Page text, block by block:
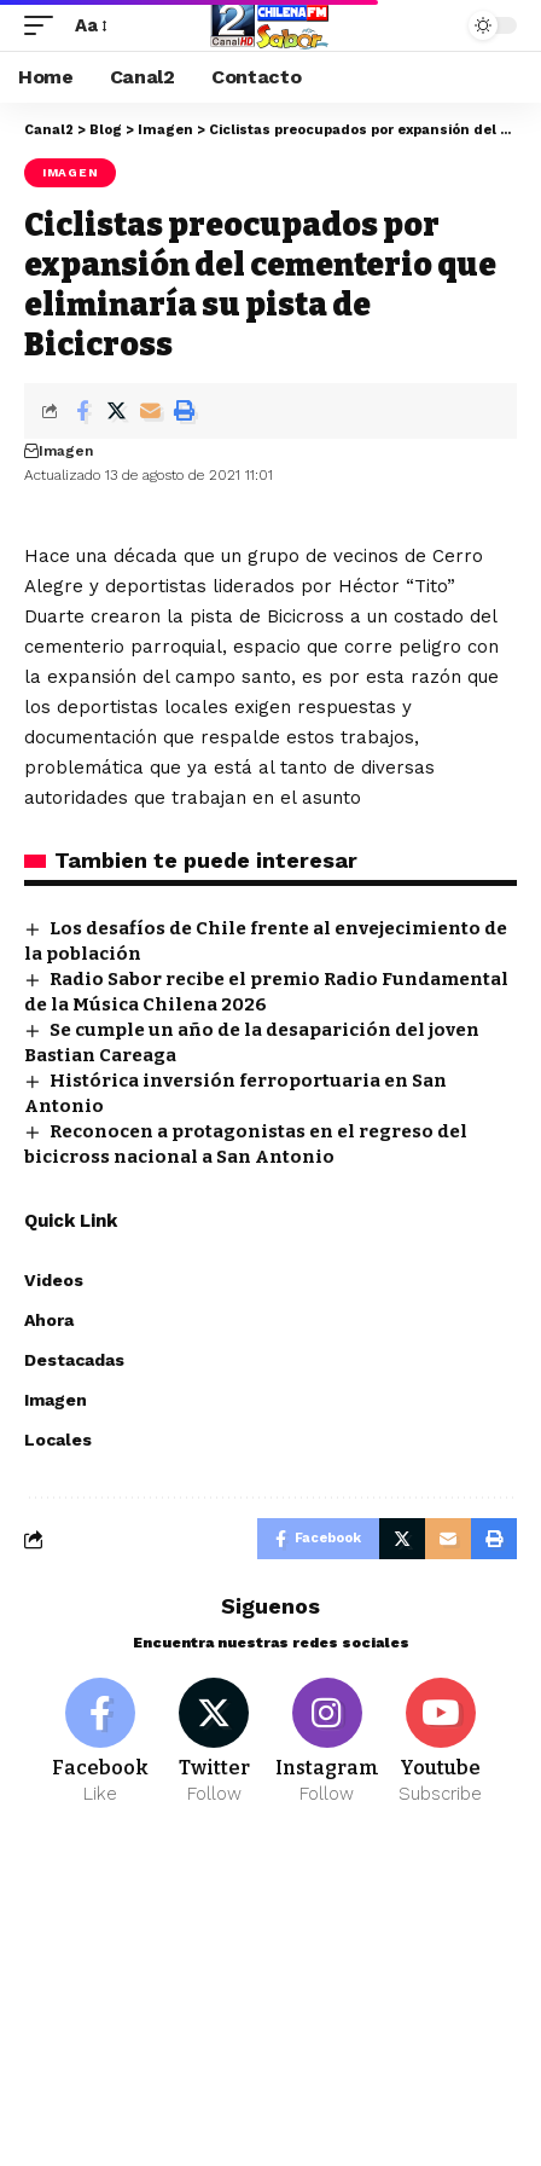
Aa
Home Canal2 Contacto
Canal2 > Blog > Imagen > Ciclistas preocupados por expansión del cementerio que eliminaría su pista de Bicicross
IMAGEN
Ciclistas preocupados por
expansión del cementerio que
eliminaría su pista de
Bicicross
Actualizado 13 de agosto de 2021 11:01
Imagen
Hace una década que un grupo de vecinos de Cerro
Alegre y deportistas liderados por Héctor “Tito”
Duarte crearon la pista de Bicicross a un costado del
cementerio parroquial, espacio que corre peligro con
la expansión del campo santo, es por esta razón que
los deportistas locales exigen respuestas y
documentación que respalde estos trabajos,
problemática que ya está al tanto de diversas
autoridades que trabajan en el asunto
Tambien te puede interesar
Los desafíos de Chile frente al envejecimiento de
la población
Radio Sabor recibe el premio Radio Fundamental
de la Música Chilena 2026
Se cumple un año de la desaparición del joven
Bastian Careaga
Histórica inversión ferroportuaria en San
Antonio
Reconocen a protagonistas en el regreso del
bicicross nacional a San Antonio
Quick Link
Videos
Ahora
Destacadas
Imagen
Locales
Facebook
Siguenos
Encuentra nuestras redes sociales
Facebook
Like
Twitter
Follow
Instagram
Follow
Youtube
Subscribe